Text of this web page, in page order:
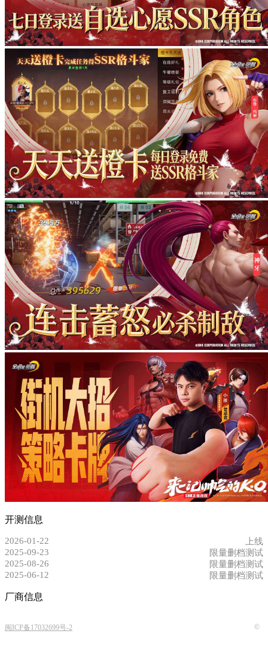
开测信息
2026-01-22
上线
2025-09-23
限量删档测试
2025-08-26
限量删档测试
2025-06-12
限量删档测试
厂商信息
闽ICP备17032699号-2 ©